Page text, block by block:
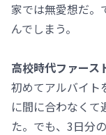
家では無愛想だ。
んでしまう。
高校時代ファース
初めてアルバイト
に間に合わなくて
た。でも、3日分